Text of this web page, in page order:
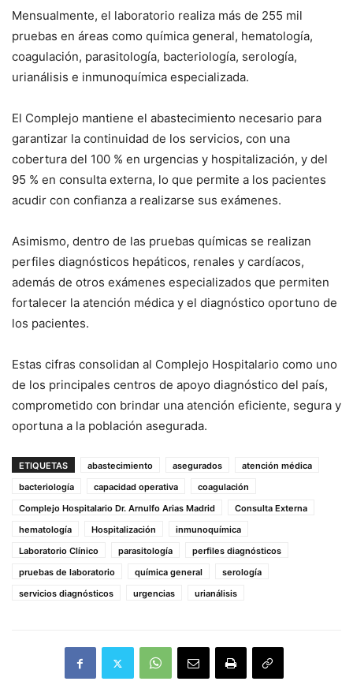
Mensualmente, el laboratorio realiza más de 255 mil
pruebas en áreas como química general, hematología,
coagulación, parasitología, bacteriología, serología,
urianálisis e inmunoquímica especializada.
El Complejo mantiene el abastecimiento necesario para
garantizar la continuidad de los servicios, con una
cobertura del 100 % en urgencias y hospitalización, y del
95 % en consulta externa, lo que permite a los pacientes
acudir con confianza a realizarse sus exámenes.
Asimismo, dentro de las pruebas químicas se realizan
perfiles diagnósticos hepáticos, renales y cardíacos,
además de otros exámenes especializados que permiten
fortalecer la atención médica y el diagnóstico oportuno de
los pacientes.
Estas cifras consolidan al Complejo Hospitalario como uno
de los principales centros de apoyo diagnóstico del país,
comprometido con brindar una atención eficiente, segura y
oportuna a la población asegurada.
ETIQUETAS abastecimiento asegurados
atención médica
bacteriología
capacidad operativa
coagulación
Complejo Hospitalario Dr. Arnulfo Arias Madrid
Consulta Externa
hematología
Hospitalización
inmunoquímica
Laboratorio Clínico
parasitología
perfiles diagnósticos
pruebas de laboratorio
química general
serología
servicios diagnósticos
urgencias urianálisis